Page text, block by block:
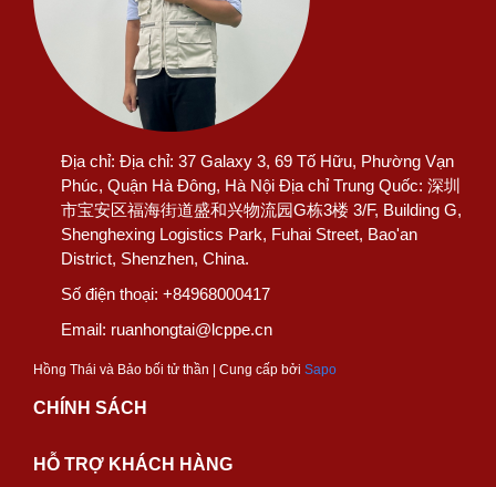
Găng tay Neoprene AMS 520 là sự lựa chọn tin cậy trong
Nhà máy sản xuất, pha chế và vận chuyển hóa chất.
Công nghiệp lọc hóa dầu, mạ điện, sản xuất sơn và
Xử lý chất thải công nghiệp và vệ sinh nhà xưởng
Xưởng cơ khí, bảo dưỡng và sửa chữa máy móc
Địa chỉ: Địa chỉ: 37 Galaxy 3, 69 Tố Hữu, Phường Vạn
Phúc, Quận Hà Đông, Hà Nội Địa chỉ Trung Quốc: 深圳
市宝安区福海街道盛和兴物流园G栋3楼 3/F, Building G,
Shenghexing Logistics Park, Fuhai Street, Bao'an
District, Shenzhen, China.
Số điện thoại: +84968000417
Email: ruanhongtai@lcppe.cn
Hồng Thái và Bảo bối tử thần | Cung cấp bởi Sapo
CHÍNH SÁCH
HỖ TRỢ KHÁCH HÀNG